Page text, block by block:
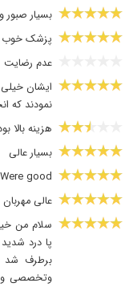
بسیار
پزشک خوب
عدم رضایت
ایشان
نمودند که
هزینه بالا
بسیار عالی
Were good
عالی مهربان
سلام من
پا درد
برطرف شد
وتخصصی